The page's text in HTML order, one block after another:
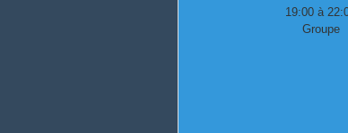
19:00 à
Groupe